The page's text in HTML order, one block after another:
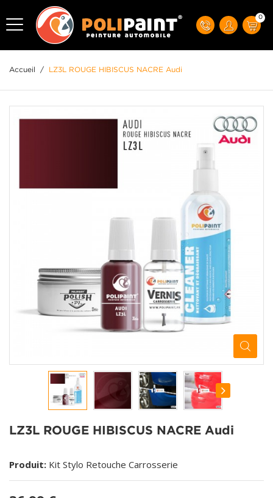
0
Accueil / LZ3L ROUGE HIBISCUS NACRE Audi
LZ3L ROUGE HIBISCUS NACRE Audi
Produit: Kit Stylo Retouche Carrosserie